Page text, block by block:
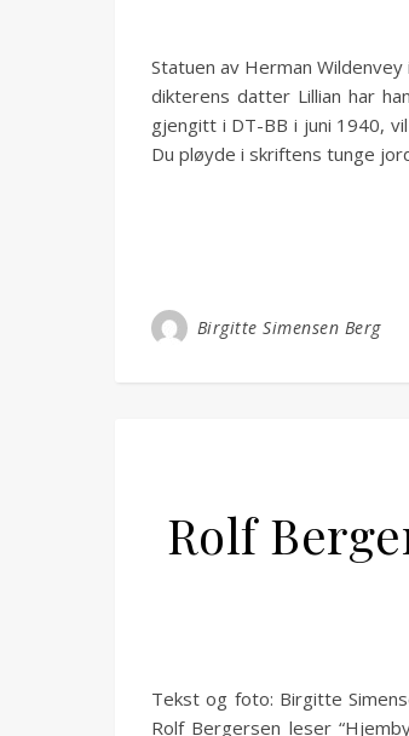
Statuen av Herman
dikterens datter Lillian har
gjengitt i DT-BB i juni 1940,
Du pløyde i skriftens tunge
Birgitte Simensen Berg
Rolf
Tekst og foto: Birgitte
Rolf Bergersen leser